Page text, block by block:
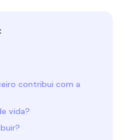
contribui com a
vida?